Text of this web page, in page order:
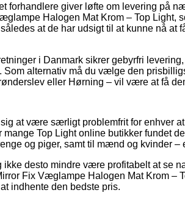
forhandlere giver løfte om levering på
Halogen Mat Krom – Top Light,
at de har udsigt til at kunne nå at
i Danmark sikrer gebyrfri
Som alternativ må du vælge den
eller Hørning – vil være at få
at være særligt problemfrit for enhver
mange Top Light online butikker fundet
og piger, samt til mænd og kvinder
ikke desto mindre være profitabelt at se
Fix Væglampe Halogen Mat Krom –
indhente den bedste pris.